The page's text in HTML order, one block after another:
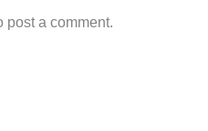
post a comment.